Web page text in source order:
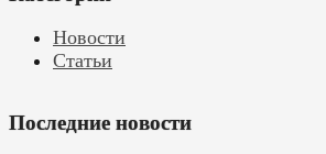
Новости
Статьи
Последние новости